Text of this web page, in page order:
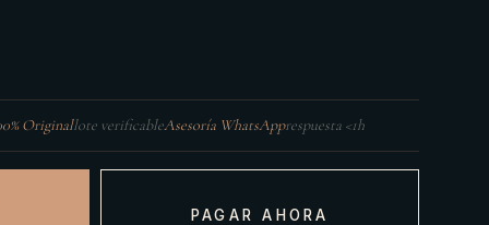
Originallote verificableAsesoría WhatsApprespuesta <1h
PAGAR AHORA